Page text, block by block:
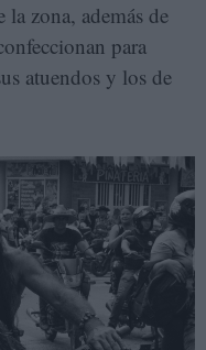
la zona, además de
para
atuendos y los de